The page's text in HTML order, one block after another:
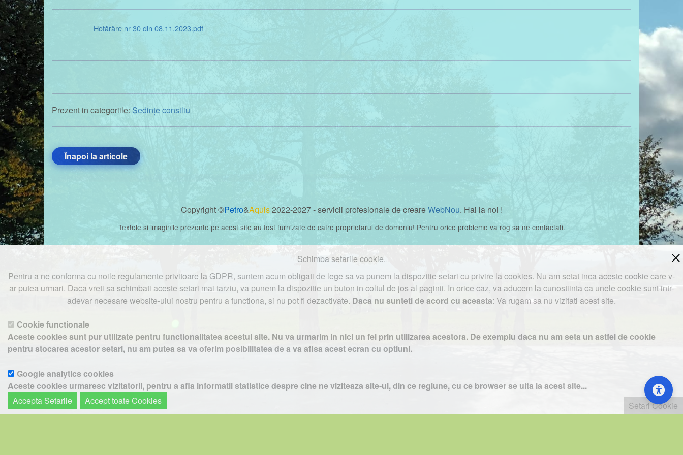
Hotărâre nr 30 din 08.11.2023.pdf
Prezent in categoriile: Ședințe consiliu
Înapoi la articole
Copyright ©Petro&Aquis2022-2027 - servicii profesionale de creareWebNou. Hai la noi !
Textele si imaginile prezente pe acest site au fost furnizate de catre proprietarul de domeniu! Pentru orice probleme va rog sa ne contactati.
Schimba setarile cookie.
Pentru a ne conforma cu noile regulamente privitoare la GDPR, suntem acum obligati de lege sa va punem la dispozitie setari cu privire la cookies. Nu am setat inca aceste cookie care v-
ar putea urmari. Daca vreti sa schimbati aceste setari mai tarziu, va punem la dispozitie un buton in coltul de jos al paginii. In orice caz, va aducem la cunostiinta ca unele cookie sunt intr-
adevar necesare website-ului nostru pentru a functiona, si nu pot fi dezactivate. Daca nu sunteti de acord cu aceasta: Va rugam sa nu vizitati acest site.
Pentru a ne sprijini activitatea, in schimbul accesarii informatiilor de pe acest site sau a materialelor prezentate aici va rugam sa apasati Accept toate Cookies.
Cookie functionale
Aceste cookies sunt pur utilizate pentru functionalitatea acestui site. Nu va urmarim in nici un fel prin utilizarea acestora. De exemplu daca nu am seta un astfel de cookie
pentru stocarea acestor setari, nu am putea sa va oferim posibilitatea de a va afisa acest ecran cu optiuni.
Google analytics cookies
Aceste cookies urmaresc vizitatorii, pentru a afla informatii statistice despre cine ne viziteaza site-ul, din ce regiune, cu ce browser se uita la acest site...
Google analytics cookies - mod ANONIM
Accepta Setarile Accept toate Cookies Setari Cookie
Setari Cookie